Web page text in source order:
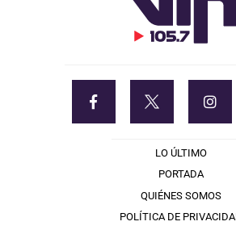
LO ÚLTIMO
PORTADA
QUIÉNES SOMOS
POLÍTICA DE